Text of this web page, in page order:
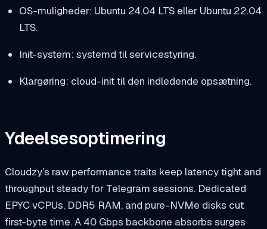
OS-muligheder: Ubuntu 24.04 LTS eller Ubuntu 22.04
LTS.
Init-system: systemd til servicestyring.
Klargøring: cloud-init til den indledende opsætning.
Ydeelsesoptimering
Cloudzy’s raw performance traits keep latency tight and
throughput steady for Telegram sessions. Dedicated
EPYC vCPUs, DDR5 RAM, and pure-NVMe disks cut
first-byte time. A 40 Gbps backbone absorbs surges